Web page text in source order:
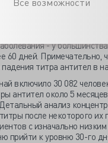
другая группа
серопозитивного
10-15 дней от
на снижение.
- у
60 дней. Примечательно,
титра антител в
включило 30 082
антител около 5
анализ
после некоторого
с изначально
прийти к уровню 30-го